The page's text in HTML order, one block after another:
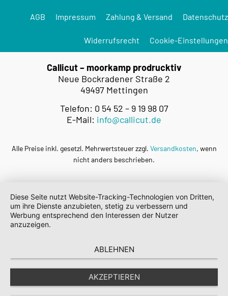
AGB Impressum Zahlung & Versand Datenschutz
Widerrufsrecht Cookie-Einstellungen
Callicut – moorkamp prodrucktiv
Neue Bockradener Straße 2
49497 Mettingen
Telefon: 0 54 52 – 9 19 98 07
E-Mail: info@callicut.de
Alle Preise inkl. gesetzl. Mehrwertsteuer zzgl. Versandkosten, wenn
nicht anders beschrieben.
Diese Seite nutzt Website-Tracking-Technologien von Dritten,
um ihre Dienste anzubieten, stetig zu verbessern und
Werbung entsprechend den Interessen der Nutzer
anzuzeigen.
ABLEHNEN
AKZEPTIEREN